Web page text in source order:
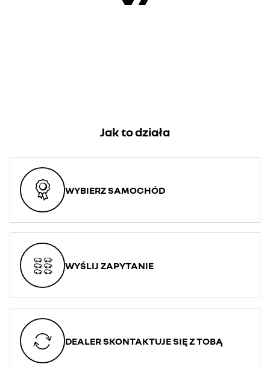
Jak to działa
WYBIERZ SAMOCHÓD
WYŚLIJ ZAPYTANIE
DEALER SKONTAKTUJE SIĘ Z TOBĄ